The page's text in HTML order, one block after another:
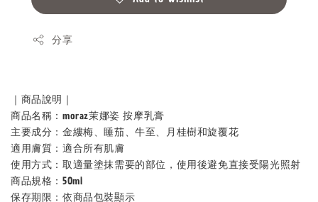
分享
｜商品說明｜
商品名稱：moraz茉娜姿 按摩乳膏
主要成分：金縷梅、睡茄、牛至、月桂樹和旋覆花
適用膚質：適合所有肌膚
使用方式：取適量塗抹需要的部位，使用後避免直接受陽光照射
商品規格：50ml
保存期限：依商品包裝顯示